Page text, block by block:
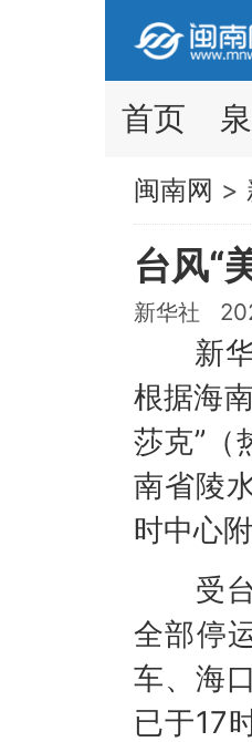
首页
闽南网 >
台风“
新华社
新华
根据海
莎克”（
南省陵
时中心
受台
全部停
车、海
已于17